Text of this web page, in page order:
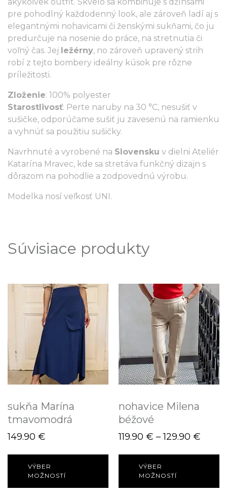
akýkoľvek outfit. Skvelo sa kombinuje s džínsami
pre pohodlný každodenný look, ale zároveň ladí aj s
elegantnými nohavicami či ženskými sukňami, čo ju
predurčuje na nosenie do práce, na stretnutia či
voľný čas. Jej ležérny, no zároveň upravený strih
robí z tejto bombery ideálny kúsok pre rôzne
príležitosti.
Zloženie: 100% polyester
Starostlivosť: Perte naruby na 30 °C, nesušiť v
sušičke, odporúčame sušiť ju zavesenú na ramienku
a vyhnúť sa použitiu sušičky.
Navrhnuté a vyrobené na Slovensku v dielni Ateliér
Katarína Mravec, kde sa stretáva funkčný dizajn s
dôrazom na pohodlie a zodpovednú výrobu.
Modelka nosí veľkosť UNI.
Súvisiace produkty
sukňa Marína
tmavomodrá
149.90 €
VÝBER
MOŽNOSTÍ
nohavice Milena
béžové
119.90 € – 129.90 €
VÝBER
MOŽNOSTÍ